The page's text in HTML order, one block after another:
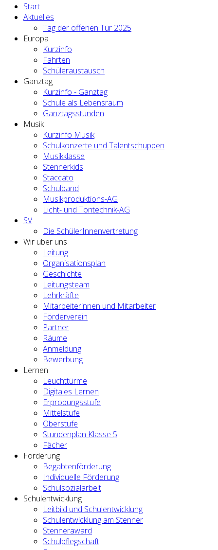
Start
Aktuelles
Tag der offenen Tür 2025
Europa
Kurzinfo
Fahrten
Schüleraustausch
Ganztag
Kurzinfo - Ganztag
Schule als Lebensraum
Ganztagsstunden
Musik
Kurzinfo Musik
Schulkonzerte und Talentschuppen
Musikklasse
Stennerkids
Staccato
Schulband
Musikproduktions-AG
Licht- und Tontechnik-AG
SV
Die SchülerInnenvertretung
Wir über uns
Leitung
Organisationsplan
Geschichte
Leitungsteam
Lehrkräfte
Mitarbeiterinnen und Mitarbeiter
Förderverein
Partner
Räume
Anmeldung
Bewerbung
Lernen
Leuchttürme
Digitales Lernen
Erprobungsstufe
Mittelstufe
Oberstufe
Stundenplan Klasse 5
Fächer
Förderung
Begabtenförderung
Individuelle Förderung
Schulsozialarbeit
Schulentwicklung
Leitbild und Schulentwicklung
Schulentwicklung am Stenner
Stenneraward
Schulpflegschaft